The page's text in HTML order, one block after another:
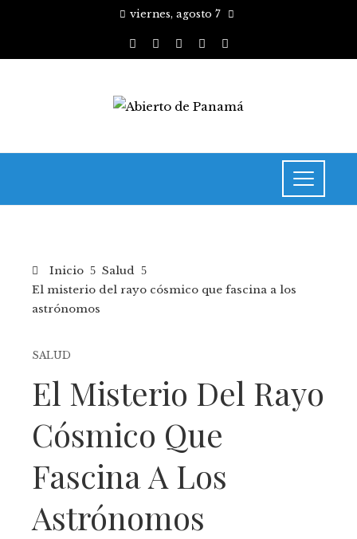
viernes, agosto 7
Inicio
Salud
El misterio del rayo cósmico que fascina a los
astrónomos
SALUD
El Misterio Del Rayo
Cósmico Que
Fascina A Los
Astrónomos